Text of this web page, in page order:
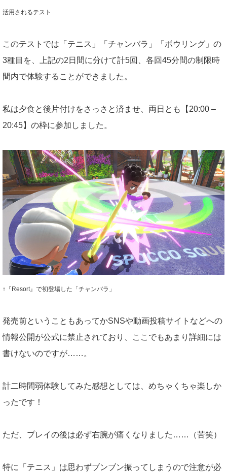
活用されるテスト
このテストでは「テニス」「チャンバラ」「ボウリング」の
3種目を、上記の2日間に分けて計5回、各回45分間の制限時
間内で体験することができました。
私は夕食と後片付けをさっさと済ませ、両日とも【20:00 –
20:45】の枠に参加しました。
↑『Resort』で初登場した「チャンバラ」
発売前ということもあってかSNSや動画投稿サイトなどへの
情報公開が公式に禁止されており、ここでもあまり詳細には
書けないのですが……。
計二時間弱体験してみた感想としては、めちゃくちゃ楽しか
ったです！
ただ、プレイの後は必ず右腕が痛くなりました……（苦笑）
特に「テニス」は思わずブンブン振ってしまうので注意が必